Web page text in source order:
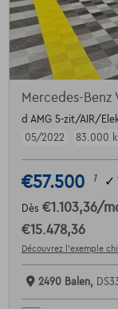
Mercedes-Benz
d AMG 5-zit/AIR/
05/2022
83.000
€57.500 1 ✓
Dès €1.103,36/
€15.478,36
Découvrez l’exemple
2490 Balen,